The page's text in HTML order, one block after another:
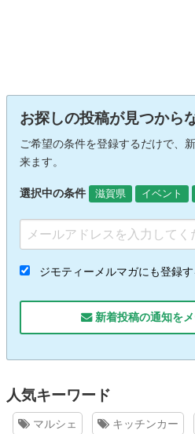
お探しの投稿が見つから
ご希望の条件を登録するだけで、
来ます。
選択中の条件 滋賀県 イベント
ジモティーメルマガにも登録す
新着投稿の通知を
人気キーワード
マルシェ キッチンカー